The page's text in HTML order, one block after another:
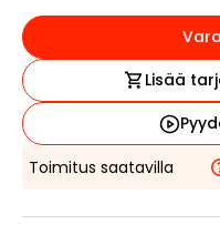
Lisää
Toimitus saatavilla